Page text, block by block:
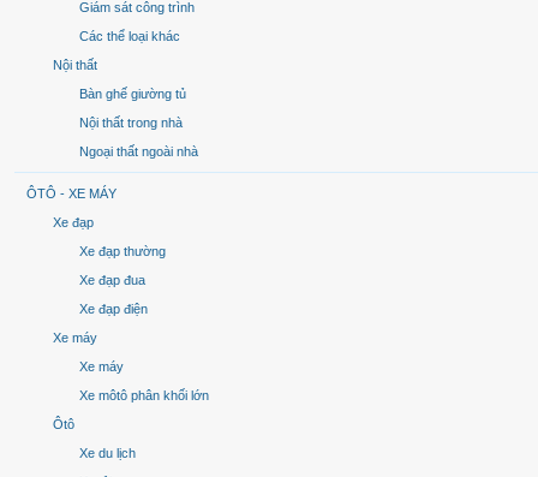
Giám sát công trình
Các thể loại khác
Nội thất
Bàn ghế giường tủ
Nội thất trong nhà
Ngoại thất ngoài nhà
ÔTÔ - XE MÁY
Xe đạp
Xe đạp thường
Xe đạp đua
Xe đạp điện
Xe máy
Xe máy
Xe môtô phân khối lớn
Ôtô
Xe du lịch